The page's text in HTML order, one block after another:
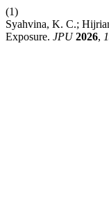
(1)
Syahvina, K. C.;
Exposure. JPU 2026,